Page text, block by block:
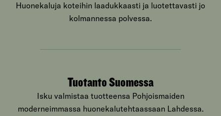
Huonekaluja koteihin laadukkaasti ja luotettavasti jo
kolmannessa polvessa.
Tuotanto Suomessa
Isku valmistaa tuotteensa Pohjoismaiden
moderneimmassa huonekalutehtaassaan Lahdessa.